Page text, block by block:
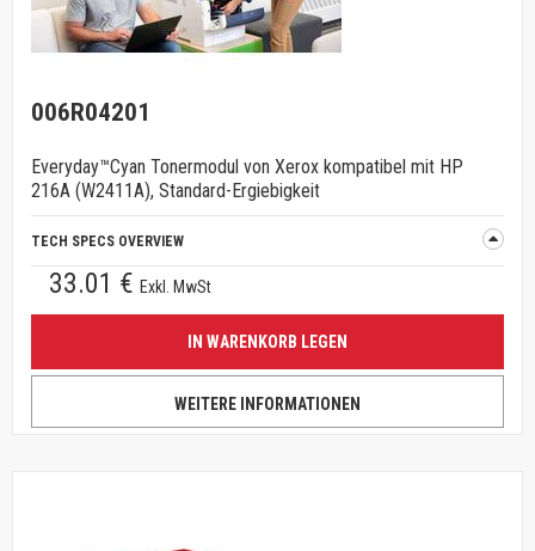
006R04201
Everyday™Cyan Tonermodul von Xerox kompatibel mit HP
216A (W2411A), Standard-Ergiebigkeit
TECH SPECS OVERVIEW
33.01 € Exkl. MwSt
IN WARENKORB LEGEN
WEITERE INFORMATIONEN